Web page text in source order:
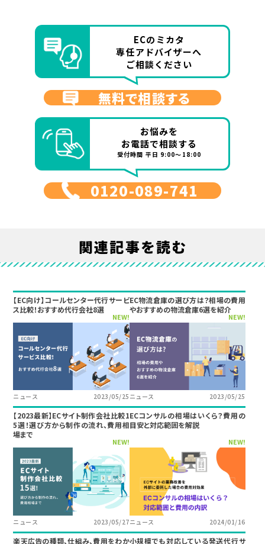
ECのミカタ
専任アドバイザーへ
ご相談ください
無料で相談する
お悩みを
お電話で相談する
受付時間 平日 9:00～18:00
0120-089-741
関連記事を読む
【EC向け】コールセンター代行サービ
ス比較！おすすめ代行会社8選
NEW!
ニュース 2023/05/25
EC物流倉庫の選び方は？相場の費用
やおすすめの物流倉庫6選を紹介
NEW!
ニュース 2023/05/25
【2023最新】ECサイト制作会社比較1
5選！選び方から制作の流れ、費用相
場まで
NEW!
ニュース 2023/05/27
ECコンサルの相場はいくら？費用の
目安と対応範囲を解説
NEW!
ニュース 2024/01/16
楽天広告の種類、仕組み、費用をわか小規模でも対応している発送代行サ